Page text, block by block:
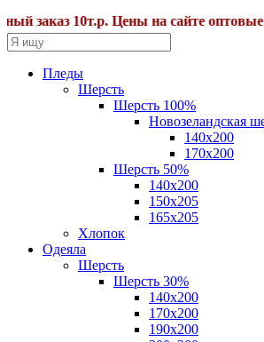
10т.р. Цены на сайте оптовые с
Пледы
Шерсть
Шерсть 100%
Новозеландская
140х200
170x200
Шерсть 50%
140x200
150х205
165х205
Хлопок
Одеяла
Шерсть
Шерсть 30%
140х200
170х200
190х200